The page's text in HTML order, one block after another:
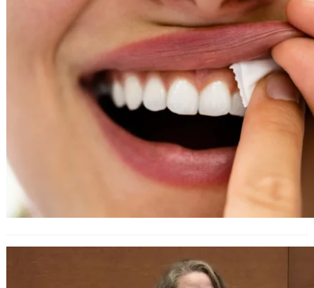
Кодекса на труда за родителите с
деца до 12 години